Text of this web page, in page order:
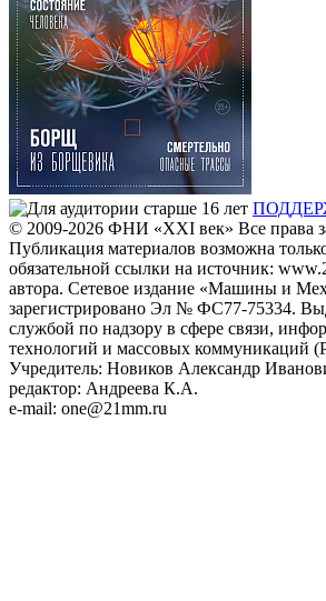
© 2009-2026 ФHИ «XXI век» Все права
Публикация материалов возможна
обязательной ссылки на источник:
автора. Сетевое издание «Машины и
зарегистрировано Эл № ФС77-75334.
службой по надзору в сфере связи,
технологий и массовых коммуникаций
Учредитель: Новиков Александр
редактор: Андреева К.А.
e-mail: one@21mm.ru